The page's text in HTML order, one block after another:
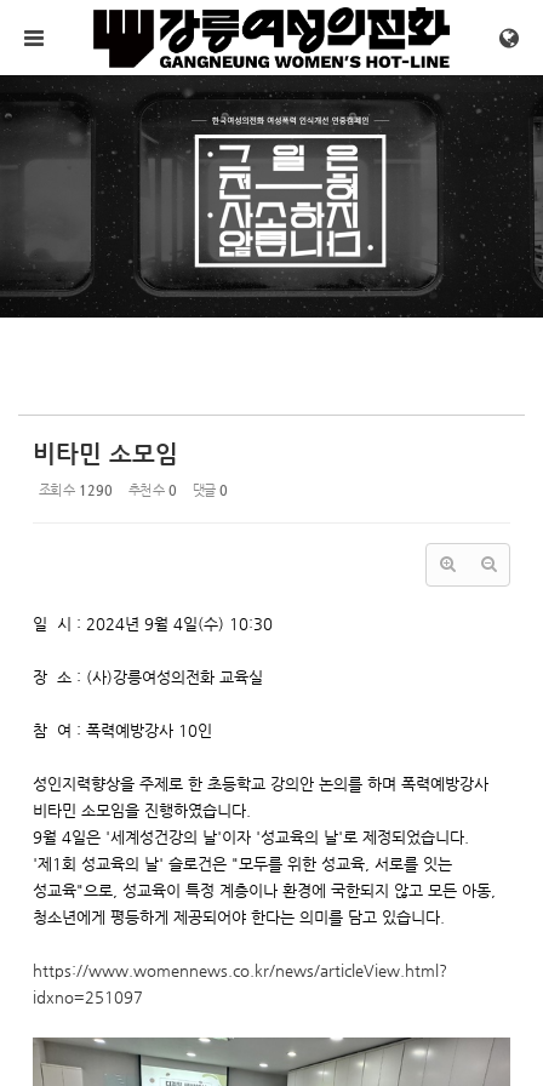
메뉴 건너뛰기
비타민 소모임
조회 수 1290 추천 수 0 댓글 0
일 시 : 2024년 9월 4일(수) 10:30
장 소 : (사)강릉여성의전화 교육실
참 여 : 폭력예방강사 10인
성인지력향상을 주제로 한 초등학교 강의안 논의를 하며 폭력예방강사
비타민 소모임을 진행하였습니다.
9월 4일은 '세계성건강의 날'이자 '성교육의 날'로 제정되었습니다.
'제1회 성교육의 날' 슬로건은 "모두를 위한 성교육, 서로를 잇는
성교육"으로, 성교육이 특정 계층이나 환경에 국한되지 않고 모든 아동,
청소년에게 평등하게 제공되어야 한다는 의미를 담고 있습니다.
https://www.womennews.co.kr/news/articleView.html?
idxno=251097